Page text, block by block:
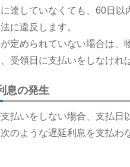
していなくても、60日以
に違反します。
められていない場合は、
受領日に支払いをしなけれ
の発生
払いをしない場合、支払日
のような遅延利息を支払わ